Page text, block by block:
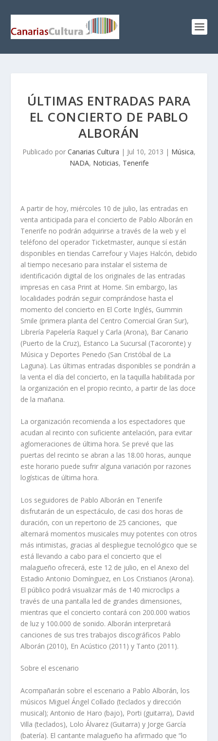
ÚLTIMAS ENTRADAS PARA
EL CONCIERTO DE PABLO
ALBORÁN
Publicado por Canarias Cultura | Jul 10, 2013 | Música,
NADA, Noticias, Tenerife
A partir de hoy, miércoles 10 de julio, las entradas en
venta anticipada para el concierto de Pablo Alborán en
Tenerife no podrán adquirirse a través de la web y el
teléfono del operador Ticketmaster, aunque sí están
disponibles en tiendas Carrefour y Viajes Halcón, debido
al tiempo necesario para instalar el sistema de
identificación digital de los originales de las entradas
impresas en casa Print at Home. Sin embargo, las
localidades podrán seguir comprándose hasta el
momento del concierto en El Corte Inglés, Gummin
Smile (primera planta del Centro Comercial Gran Sur),
Librería Papelería Raquel y Carla (Arona), Bar Canario
(Puerto de la Cruz), Estanco La Sucursal (Tacoronte) y
Música y Deportes Penedo (San Cristóbal de La
Laguna). Las últimas entradas disponibles se pondrán a
la venta el día del concierto, en la taquilla habilitada por
la organización en el propio recinto, a partir de las doce
de la mañana.
La organización recomienda a los espectadores que
acudan al recinto con suficiente antelación, para evitar
aglomeraciones de última hora. Se prevé que las
puertas del recinto se abran a las 18.00 horas, aunque
este horario puede sufrir alguna variación por razones
logísticas de última hora.
Los seguidores de Pablo Alborán en Tenerife
disfrutarán de un espectáculo, de casi dos horas de
duración, con un repertorio de 25 canciones, que
alternará momentos musicales muy potentes con otros
más intimistas, gracias al despliegue tecnológico que se
está llevando a cabo para el concierto que el
malagueño ofrecerá, este 12 de julio, en el Anexo del
Estadio Antonio Domínguez, en Los Cristianos (Arona).
El público podrá visualizar más de 140 microclips a
través de una pantalla led de grandes dimensiones,
mientras que el concierto contará con 200.000 watios
de luz y 100.000 de sonido. Alborán interpretará
canciones de sus tres trabajos discográficos Pablo
Alborán (2010), En Acústico (2011) y Tanto (2011).
Sobre el escenario
Acompañarán sobre el escenario a Pablo Alborán, los
músicos Miguel Ángel Collado (teclados y dirección
musical); Antonio de Haro (bajo), Porti (guitarra), David
Villa (teclados), Lolo Álvarez (Guitarra) y Jorge García
(batería). El cantante malagueño ha afirmado que “lo